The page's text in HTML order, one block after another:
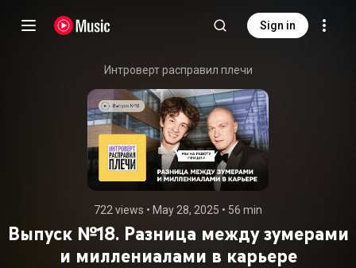
Sign in
Интроверт расправил плечи
722 views • May 28, 2025 • 56 min
Выпуск №18. Разница между зумерами
и миллениалами в карьере